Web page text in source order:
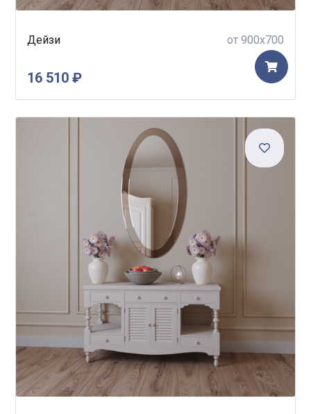
Дейзи от 900x700
16 510 ₽